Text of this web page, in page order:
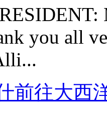
you all
前往大西